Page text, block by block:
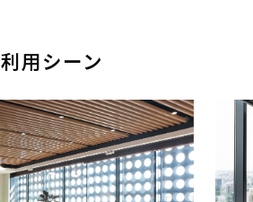
利用シーン